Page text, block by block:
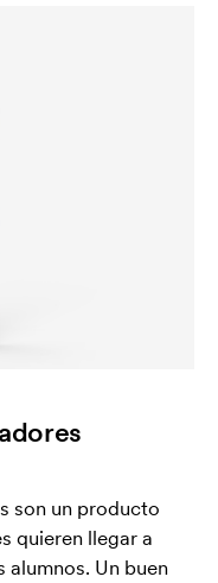
son un producto
quieren llegar a
Un buen